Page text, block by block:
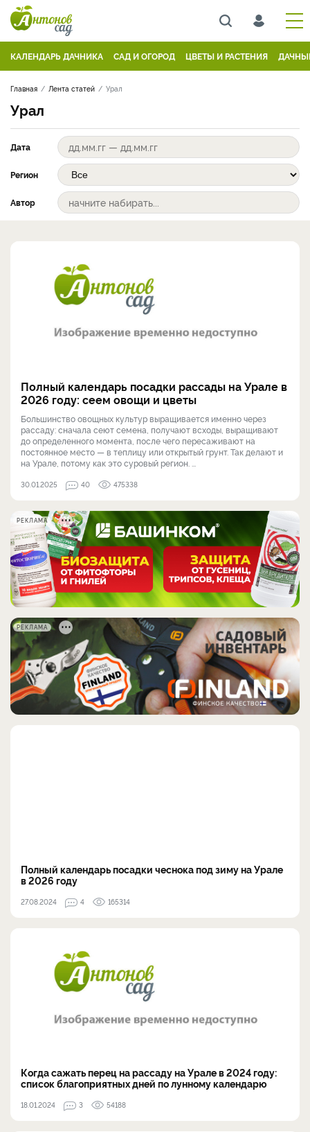
КАЛЕНДАРЬ ДАЧНИКА САД И ОГОРОД ЦВЕТЫ И РАСТЕНИЯ
Главная Лента статей Урал
Урал
Дата
Регион
Автор
Полный календарь посадки рассады на Урале в
2026 году: сеем овощи и цветы
Большинство овощных культур выращивается именно через
рассаду: сначала сеют семена, получают всходы, выращивают
до определенного момента, после чего пересаживают на
постоянное место — в теплицу или открытый грунт. Так делают и
на Урале, потому как это суровый регион. ...
30.01.2025 40 475338
РЕКЛАМА
РЕКЛАМА
Полный календарь посадки чеснока под зиму на Урале
в 2026 году
27.08.2024 4 165314
Когда сажать перец на рассаду на Урале в 2024 году:
список благоприятных дней по лунному календарю
18.01.2024 3 54188